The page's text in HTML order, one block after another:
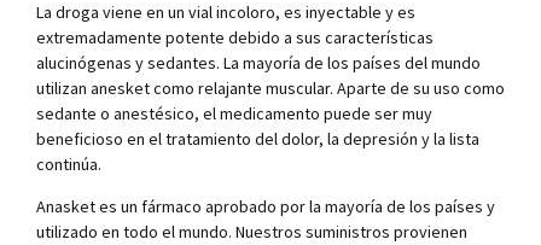
La droga viene en un vial incoloro, es inyectable y es
extremadamente potente debido a sus características
alucinógenas y sedantes. La mayoría de los países del mundo
utilizan anesket como relajante muscular. Aparte de su uso como
sedante o anestésico, el medicamento puede ser muy
beneficioso en el tratamiento del dolor, la depresión y la lista
continúa.
Anasket es un fármaco aprobado por la mayoría de los países y
utilizado en todo el mundo. Nuestros suministros provienen